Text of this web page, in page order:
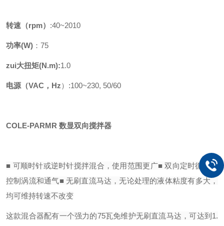
转速（rpm） :40~2010
功率(W) ：75
zui大扭矩(N.m):1.0
电源（VAC，Hz）:100~230, 50/60
COLE-PARMR 数显双向搅拌器
■ 可顺时针或逆时针搅拌混合，使用范围更广■ 双向定时循环，
控制涡流和通气■ 无刷直流马达，无论处理的液体粘度有多大，
均可维持转速不改变
这款混合器配有一个强力的75瓦免维护无刷直流马达，可达到1.